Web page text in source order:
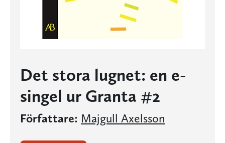
Det stora lugnet: en e-
singel ur Granta #2
Författare: Majgull Axelsson